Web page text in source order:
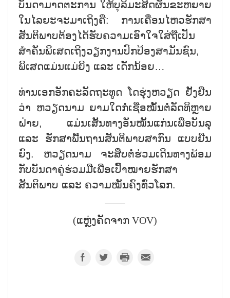
ບັນດາມາດຕະການ ໃຫ້ບຸລິມະສິດຜັນຂະຫຍາຍ
ໃນໄລຍະຈະມາເຖິງຄື: ການເຄື່ອນໄຫວຮັກສາ
ສັນຕິພາບຕ້ອງໄດ້ຮັບຄວາມເອົາໃຈໃສ່ຖືເປັນ
ສຳຄັນພິເສດເຖິງວຽກງານປົກປ້ອງສາມັນຊົນ,
ພິເສດແມ່ນແມ່ຍິງ ແລະ ເດັກນ້ອຍ…
ທ່ານເອກອັກຄະລັດຖະທູດ ໂດຮຸ່ງຫວຽດ ຢັ້ງຢືນ
ວ່າ ຫວຽດນາມ ຍາມໃດກໍ່ເຊື່ອໝັ້ນຕໍ່ລັດທິຫຼາຍ
ຝ່າຍ, ແມ່ນເສັ້ນທາງອັນໝັ້ນແກ່ນເພື່ອບັນລຸ
ແລະ ຮັກສາພື້ນຖານສັນຕິພາບສາກົນ ແບບຍືນ
ຍົງ. ຫວຽດນາມ ຈະສືບຕໍ່ຮ່ວມເດີນທາງພ້ອມ
ກັບບັນດາຄູ່ຮ່ວມມືເພື່ອເປົ້າໝາຍຮັກສາ
ສັນຕິພາບ ແລະ ຄວາມໝັ້ນຄົງທົ່ວໂລກ.
(ແຫຼ່ງຄັດຈາກ VOV)